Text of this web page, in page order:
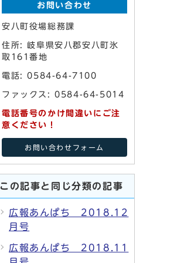
お問い合わせ
安八町役場総務課
住所: 岐阜県安八郡安八町氷
取161番地
電話: 0584-64-7100
ファックス: 0584-64-5014
電話番号のかけ間違いにご注
意ください！
お問い合わせフォーム
この記事と同じ分類の記事
広報あんぱち 2018.12
月号
広報あんぱち 2018.11